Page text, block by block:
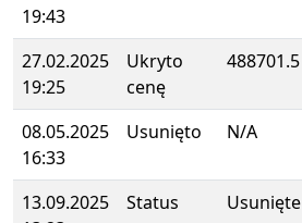
19:43
27.02.2025
19:25
Ukryto
cenę
488701.5
08.05.2025
16:33
Usunięto N/A
13.09.2025
Status Usunięte